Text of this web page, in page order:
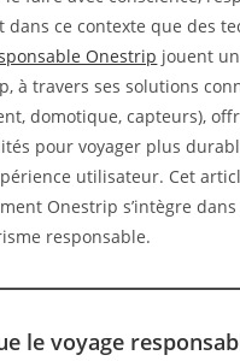
dans ce contexte que des
Onestrip jouent
à travers ses solutions
domotique, capteurs),
pour voyager plus
utilisateur. Cet
Onestrip s’intègre
responsable.
le voyage